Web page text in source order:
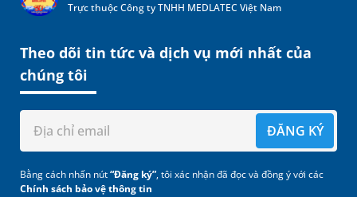
Trực thuộc Công ty TNHH MEDLATEC Việt Nam
Theo dõi tin tức và dịch vụ mới nhất của
chúng tôi
ĐĂNG KÝ
Bằng cách nhấn nút“Đăng ký”, tôi xác nhận đã đọc và đồng ý với các
Chính sách bảo vệ thông tin